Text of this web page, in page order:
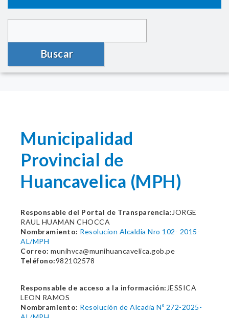
Buscar
Municipalidad
Provincial de
Huancavelica (MPH)
Responsable del Portal de Transparencia: JORGE
RAUL HUAMAN CHOCCA
Nombramiento: Resolucion Alcaldia Nro 102- 2015-
AL/MPH
Correo: munihvca@munihuancavelica.gob.pe
Teléfono:982102578
Responsable de acceso a la información: JESSICA
LEON RAMOS
Nombramiento: Resolución de Alcadia Nº 272-2025-